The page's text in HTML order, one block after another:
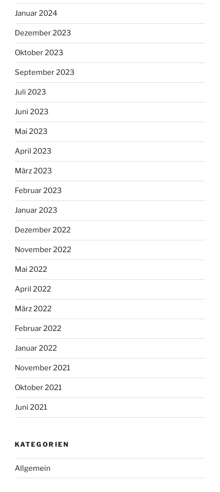
Januar 2024
Dezember 2023
Oktober 2023
September 2023
Juli 2023
Juni 2023
Mai 2023
April 2023
März 2023
Februar 2023
Januar 2023
Dezember 2022
November 2022
Mai 2022
April 2022
März 2022
Februar 2022
Januar 2022
November 2021
Oktober 2021
Juni 2021
KATEGORIEN
Allgemein